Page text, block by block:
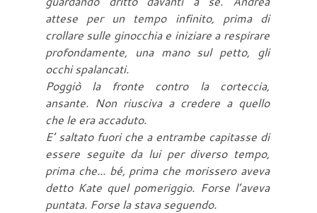
attese per un tempo infinito, prima di
crollare sulle ginocchia e iniziare a respirare
profondamente, una mano sul petto, gli
occhi spalancati.
Poggiò la fronte contro la corteccia,
ansante. Non riusciva a credere a quello
che le era accaduto.
E’ saltato fuori che a entrambe capitasse di
essere seguite da lui per diverso tempo,
prima che... bé, prima che morissero aveva
detto Kate quel pomeriggio. Forse l’aveva
puntata. Forse la stava seguendo.